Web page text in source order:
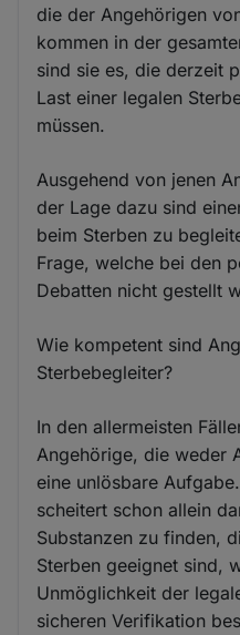
die der Angehörigen
kommen in der
sind sie es, die derzeit
Last einer legalen
müssen.
Ausgehend von jenen
der Lage dazu sind
beim Sterben zu
Frage, welche bei den
Debatten nicht gestellt
Wie kompetent sind
Sterbebegleiter?
In den allermeisten
Angehörige, die weder
eine unlösbare
scheitert schon allein
Substanzen zu finden,
Sterben geeignet sind,
Unmöglichkeit der
sicheren Verifikation